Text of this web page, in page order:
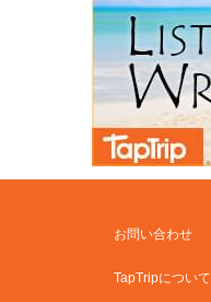
お問い合わせ
TapTripについて